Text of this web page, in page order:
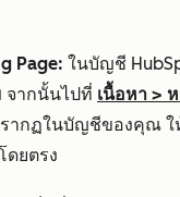
Page: ในบัญชี
จากนั้นไปที่ เนื้อหา >
ากฏในบัญชีของคุณ ใ
ดยตรง